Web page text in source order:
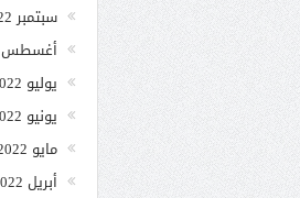
سبتمبر 2022
أغسطس 2022
يوليو 2022
يونيو 2022
مايو 2022
أبريل 2022